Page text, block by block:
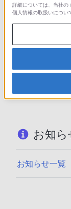
製品に
重要なお知ら
お知ら
お知らせ一覧
詳細については、当社の
個人情報の取扱いについ